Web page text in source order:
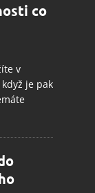
co
v
je pak